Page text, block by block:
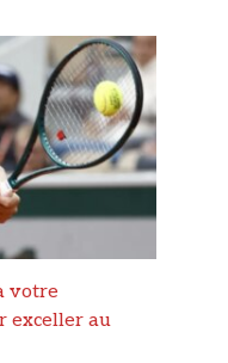
votre
exceller au